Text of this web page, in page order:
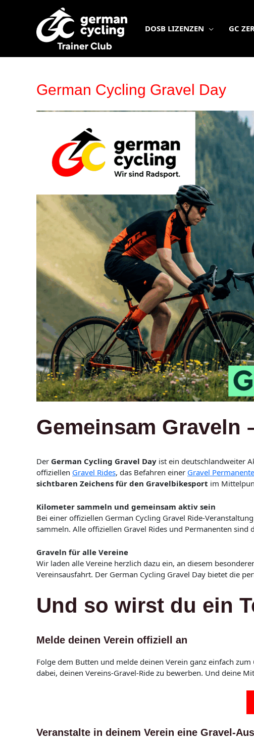
DOSB LIZENZEN GC
German Cycling Gravel Day
Gemeinsam Graveln
Der German Cycling Gravel Day ist ein deutschlandweiter
offiziellen Gravel Rides, das Befahren einer Gravel Permanente
sichtbaren Zeichens für den Gravelbikesport im
Kilometer sammeln und gemeinsam aktiv sein
Bei einer offiziellen German Cycling Gravel Ride-
sammeln. Alle offiziellen Gravel Rides und Permanenten sind
Graveln für alle Vereine
Wir laden alle Vereine herzlich dazu ein, an diesem
Vereinsausfahrt. Der German Cycling Gravel Day bietet die
Und so wirst du ein
Melde deinen Verein offiziell an
Folge dem Butten und melde deinen Verein ganz einfach
dabei, deinen Vereins-Gravel-Ride zu bewerben. Und deine
Veranstalte in deinem Verein eine Gravel-